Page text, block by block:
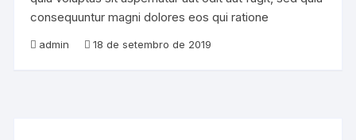
consequuntur magni dolores eos qui ratione
admin 18 de setembro de 2019